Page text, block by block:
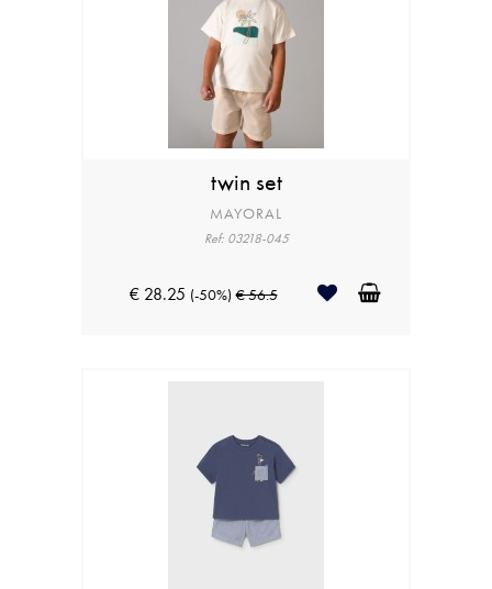
twin set
MAYORAL
Ref: 03218-045
€ 28.25 (-50%) € 56.5